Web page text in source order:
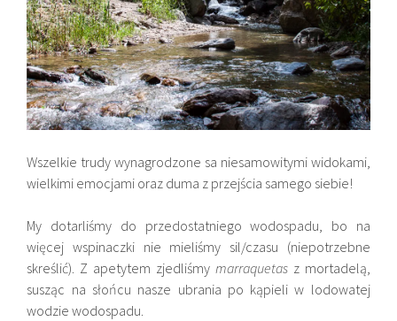
Wszelkie trudy wynagrodzone sa niesamowitymi widokami,
wielkimi emocjami oraz duma z przejścia samego siebie!
My dotarliśmy do przedostatniego wodospadu, bo na
więcej wspinaczki nie mieliśmy sil/czasu (niepotrzebne
skreślić). Z apetytem zjedliśmy marraquetasz mortadelą,
susząc na słońcu nasze ubrania po kąpieli w lodowatej
wodzie wodospadu.